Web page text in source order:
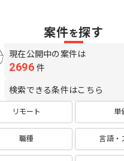
案件を探す
現在公開中の案件は
2696 件
検索できる条件はこちら
リモート 単
職種 言語・